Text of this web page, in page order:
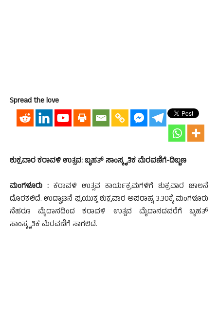
Spread the love
ಶುಕ್ರವಾರ ಕರಾವಳಿ ಉತ್ಸವ: ಬೃಹತ್ ಸಾಂಸ್ಕೃತಿಕ ಮೆರವಣಿಗೆ-ದಿಬ್ಬಣ
ಮಂಗಳೂರು : ಕರಾವಳಿ ಉತ್ಸವ ಕಾರ್ಯಕ್ರಮಗಳಿಗೆ ಶುಕ್ರವಾರ ಚಾಲನೆ
ದೊರಕಲಿದೆ. ಉದ್ಘಾಟನೆ ಪ್ರಯುಕ್ತ ಶುಕ್ರವಾರ ಅಪರಾಹ್ನ 3.30ಕ್ಕೆ ಮಂಗಳೂರು
ನೆಹರೂ ಮೈದಾನದಿಂದ ಕರಾವಳಿ ಉತ್ಸವ ಮೈದಾನದವರೆಗೆ ಬೃಹತ್
ಸಾಂಸ್ಕೃತಿಕ ಮೆರವಣಿಗೆ ಸಾಗಲಿದೆ.